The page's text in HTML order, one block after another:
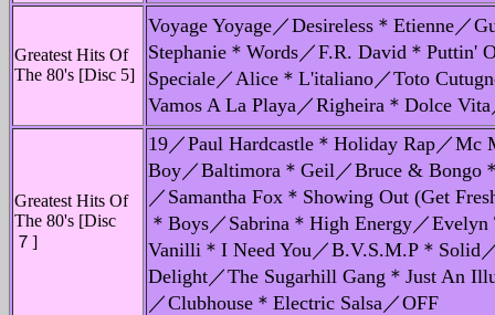
Greatest Hits Of
The 80's [Disc 5]
Voyage Yoyage／Desireless＊Etienne／
Stephanie＊Words／F.R. David＊Puttin'
Speciale／Alice＊L'italiano／Toto
Vamos A La Playa／Righeira＊Dolce Vita
Greatest Hits Of
The 80's [Disc
７]
19／Paul Hardcastle＊Holiday Rap／Mc
Boy／Baltimora＊Geil／Bruce & Bongo
／Samantha Fox＊Showing Out (Get
＊Boys／Sabrina＊High Energy／
Vanilli＊I Need You／B.V.S.M.P＊Solid
Delight／The Sugarhill Gang＊Just An
／Clubhouse＊Electric Salsa／OFF